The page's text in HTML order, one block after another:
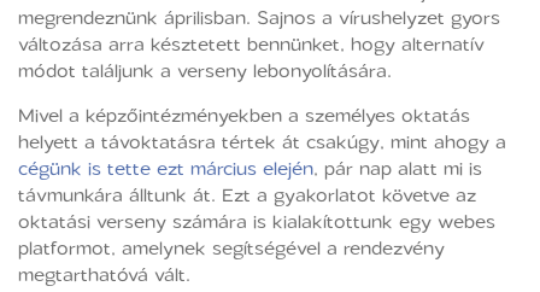
megrendeznünk áprilisban. Sajnos a vírushelyzet gyors
változása arra késztetett bennünket, hogy alternatív
módot találjunk a verseny lebonyolítására.
Mivel a képzőintézményekben a személyes oktatás
helyett a távoktatásra tértek át csakúgy, mint ahogy a
cégünk is tette ezt március elején, pár nap alatt mi is
távmunkára álltunk át. Ezt a gyakorlatot követve az
oktatási verseny számára is kialakítottunk egy webes
platformot, amelynek segítségével a rendezvény
megtarthatóvá vált.